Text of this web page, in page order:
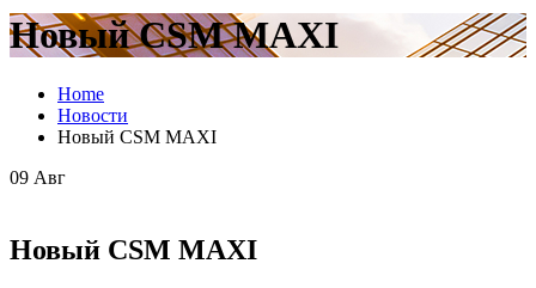
Новый CSM MAXI
Home
Новости
Новый CSM MAXI
09 Авг
Новый CSM MAXI